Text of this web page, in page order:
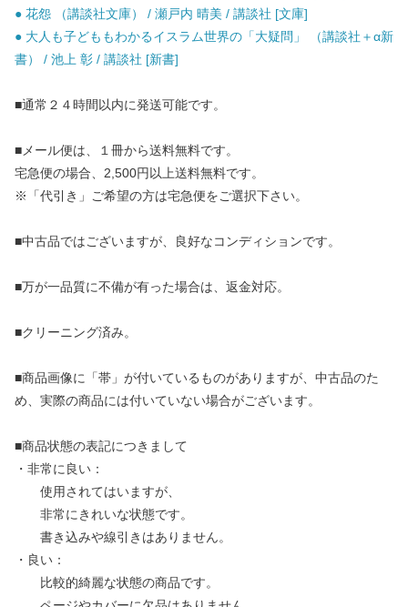
● 花怨 （講談社文庫） / 瀬戸内 晴美 / 講談社 [文庫]
● 大人も子どももわかるイスラム世界の「大疑問」 （講談社＋α新
書） / 池上 彰 / 講談社 [新書]
■通常２４時間以内に発送可能です。
■メール便は、１冊から送料無料です。
宅急便の場合、2,500円以上送料無料です。
※「代引き」ご希望の方は宅急便をご選択下さい。
■中古品ではございますが、良好なコンディションです。
■万が一品質に不備が有った場合は、返金対応。
■クリーニング済み。
■商品画像に「帯」が付いているものがありますが、中古品のた
め、実際の商品には付いていない場合がございます。
■商品状態の表記につきまして
・非常に良い：
使用されてはいますが、
非常にきれいな状態です。
書き込みや線引きはありません。
・良い：
比較的綺麗な状態の商品です。